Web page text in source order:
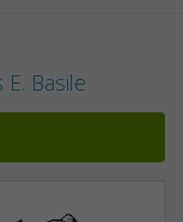
E. Basile